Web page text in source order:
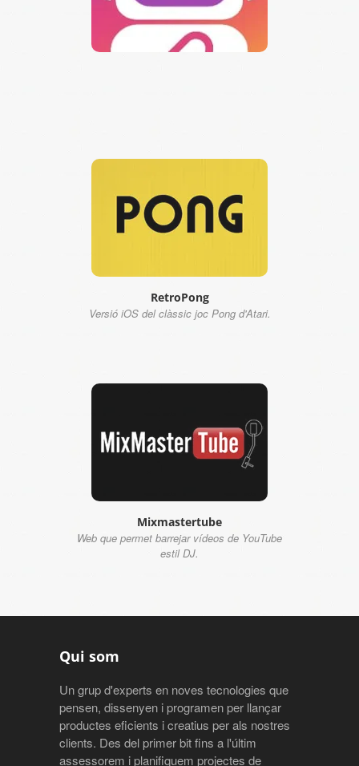
RetroPong
Versió iOS del clàssic joc Pong d'Atari.
Mixmastertube
Web que permet barrejar vídeos de YouTube
estil DJ.
Qui som
Un grup d'experts en noves tecnologies que
pensen, dissenyen i programen per llançar
productes eficients i creatius per als nostres
clients. Des del primer bit fins a l'últim
assessorem i planifiquem projectes de